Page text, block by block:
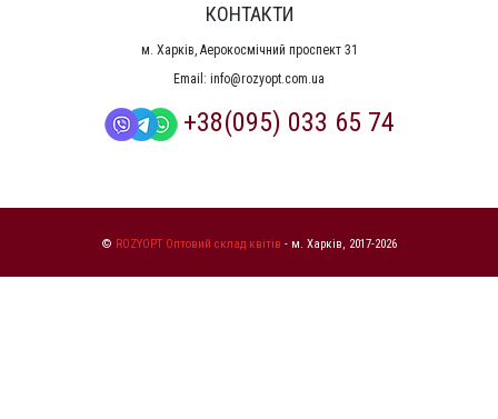
КОНТАКТИ
м. Харків, Аерокосмічний проспект 31
Email: info@rozyopt.com.ua
+38(095) 033 65 74
© ROZYOPT Оптовий склад квітів - м. Харків, 2017-2026